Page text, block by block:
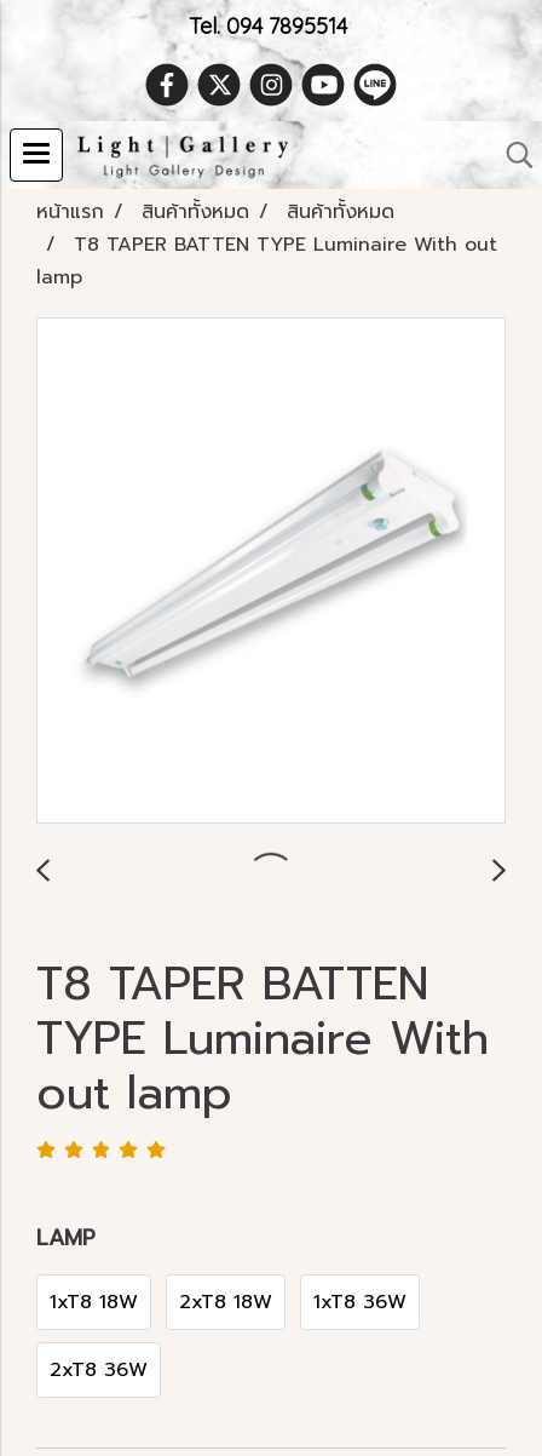
Tel. 094 7895514
หน้าแรก สินค้าทั้งหมด
สินค้าทั้งหมด
T8 TAPER BATTEN TYPE Luminaire With out
lamp
T8 TAPER BATTEN
TYPE Luminaire With
out lamp
LAMP
1xT8 18W 2xT8 18W 1xT8 36W
2xT8 36W